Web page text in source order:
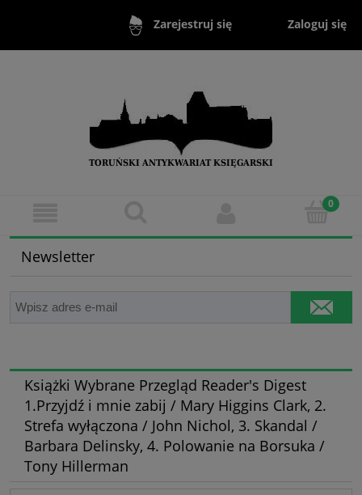
Zarejestruj się Zaloguj się
Newsletter
Książki Wybrane Przegląd Reader's Digest
1.Przyjdź i mnie zabij / Mary Higgins Clark, 2.
Strefa wyłączona / John Nichol, 3. Skandal /
Barbara Delinsky, 4. Polowanie na Borsuka /
Tony Hillerman